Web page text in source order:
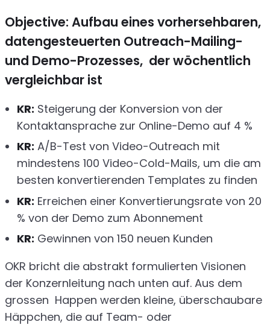
Objective: Aufbau eines vorhersehbaren,
datengesteuerten Outreach-Mailing-
und Demo-Prozesses, der wöchentlich
vergleichbar ist
KR: Steigerung der Konversion von der
Kontaktansprache zur Online-Demo auf 4 %
KR: A/B-Test von Video-Outreach mit
mindestens 100 Video-Cold-Mails, um die am
besten konvertierenden Templates zu finden
KR: Erreichen einer Konvertierungsrate von 20
% von der Demo zum Abonnement
KR: Gewinnen von 150 neuen Kunden
OKR bricht die abstrakt formulierten Visionen
der Konzernleitung nach unten auf. Aus dem
grossen Happen werden kleine, überschaubare
Häppchen, die auf Team- oder